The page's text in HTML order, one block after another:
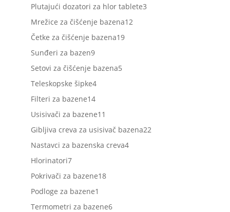
proizvoda
Plutajući dozatori za hlor tablete33
Mrežice za čišćenje bazena1212
Četke za čišćenje bazena1919
Sunđeri za bazen99
proizvoda
Setovi za čišćenje bazena55
Teleskopske šipke44
Filteri za bazene1414
proizvoda
Usisivači za bazene11
proizvoda
Gibljiva creva za usisivač bazena2222
Nastavci za bazenska creva44
Hlorinatori77
proizvoda
Pokrivači za bazene1818
Podloge za bazene1
proizvod
Termometri za bazene66